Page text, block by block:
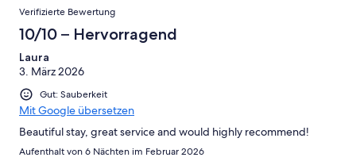
Verifizierte Bewertung
10/10 – Hervorragend
Laura
3. März 2026
Gut: Sauberkeit
Mit Google übersetzen
Beautiful stay, great service and would highly recommend!
Aufenthalt von 6 Nächten im Februar 2026